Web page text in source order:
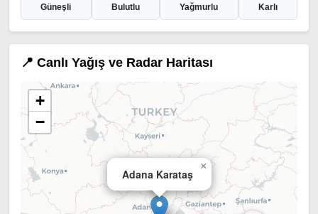
Güneşli Bulutlu Yağmurlu Karlı
📍 Canlı Yağış ve Radar Haritası
Adana Karataş
×
+
−